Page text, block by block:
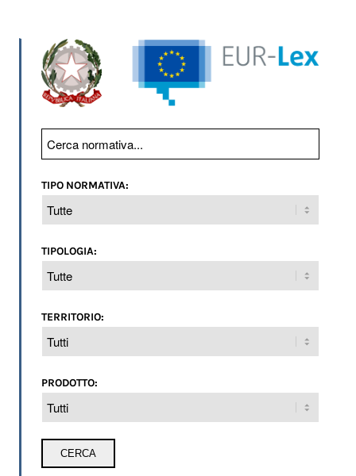
TIPO NORMATIVA:
TIPOLOGIA:
TERRITORIO:
PRODOTTO: